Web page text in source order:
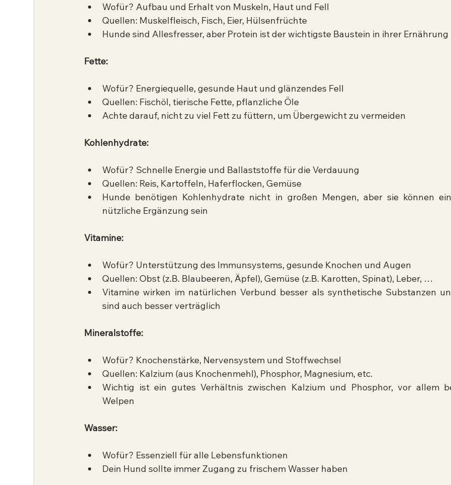
Wofür? Aufbau und Erhalt von Muskeln, Haut und Fell
Quellen: Muskelfleisch, Fisch, Eier, Hülsenfrüchte
Hunde sind Allesfresser, aber Protein ist der wichtigste Baustein in ihrer Ernährung
Fette:
Wofür? Energiequelle, gesunde Haut und glänzendes Fell
Quellen: Fischöl, tierische Fette, pflanzliche Öle
Achte darauf, nicht zu viel Fett zu füttern, um Übergewicht zu vermeiden
Kohlenhydrate:
Wofür? Schnelle Energie und Ballaststoffe für die Verdauung
Quellen: Reis, Kartoffeln, Haferflocken, Gemüse
Hunde benötigen Kohlenhydrate nicht in großen Mengen, aber sie können
nützliche Ergänzung sein
Vitamine:
Wofür? Unterstützung des Immunsystems, gesunde Knochen und Augen
Quellen: Obst (z.B. Blaubeeren, Äpfel), Gemüse (z.B. Karotten, Spinat), Leber, …
Vitamine wirken im natürlichen Verbund besser als synthetische Substanzen
sind auch besser verträglich
Mineralstoffe:
Wofür? Knochenstärke, Nervensystem und Stoffwechsel
Quellen: Kalzium (aus Knochenmehl), Phosphor, Magnesium, etc.
Wichtig ist ein gutes Verhältnis zwischen Kalzium und Phosphor, vor allem
Welpen
Wasser:
Wofür? Essenziell für alle Lebensfunktionen
Dein Hund sollte immer Zugang zu frischem Wasser haben